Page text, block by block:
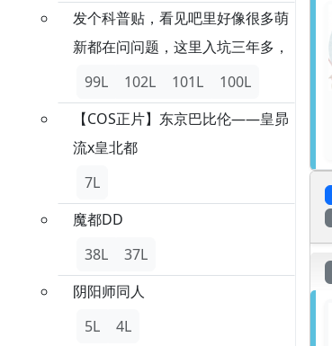
发个科普贴，看见吧里好像很多萌
新都在问问题，这里入坑三年多，
99L
102L 101L
100L
【COS正片】东京巴比伦——皇昴
流x皇北都
7L
魔都DD
38L
37L
阴阳师同人
5L
4L